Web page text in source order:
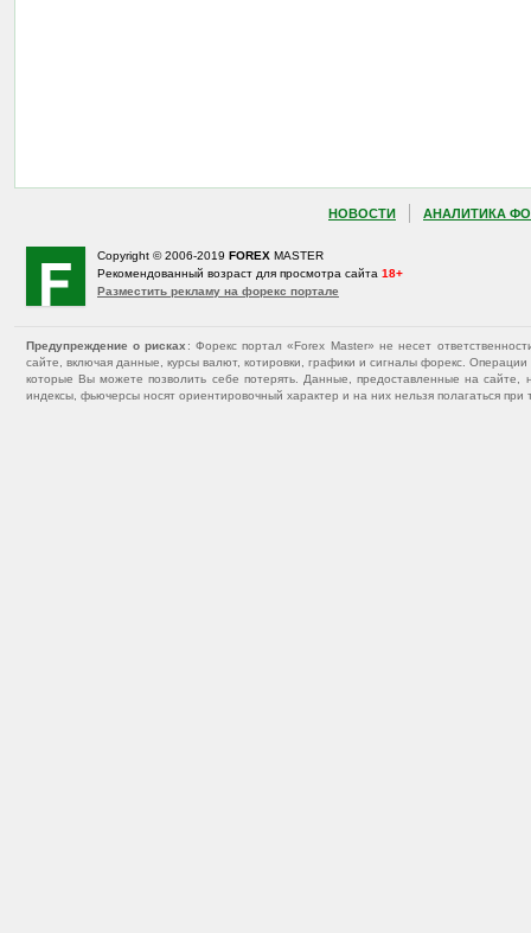
НОВОСТИ АНАЛИТИКА
Copyright © 2006-2019 FOREX MASTER
Рекомендованный возраст для просмотра сайта 18+
Разместить рекламу на форекс портале
Предупреждение о рисках : Форекс портал «Forex Master» не несет
сайте, включая данные, курсы валют, котировки, графики и сигналы форекс.
которые Вы можете позволить себе потерять. Данные, предоставленные на
индексы, фьючерсы носят ориентировочный характер и на них нельзя полагаться при